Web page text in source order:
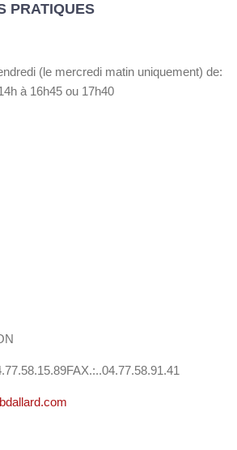
PRATIQUES
(le mercredi matin uniquement) de:
à 16h45 ou 17h40